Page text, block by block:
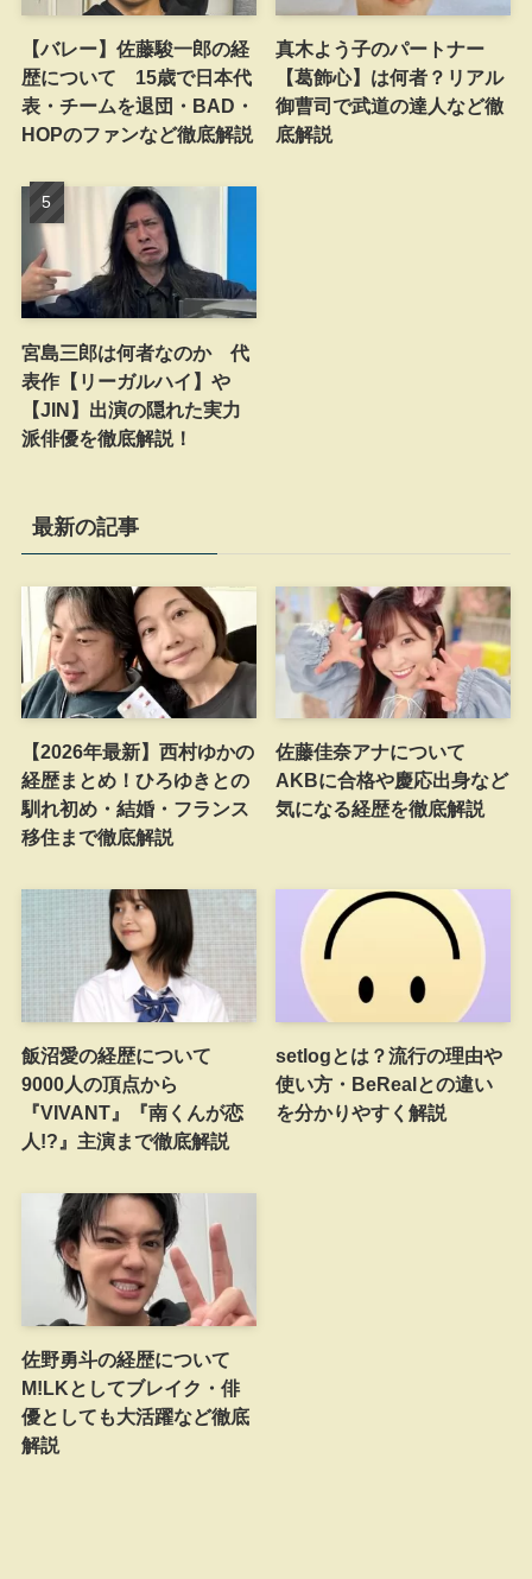
【バレー】佐藤駿一郎の経
歴について 15歳で日本代
表・チームを退団・BAD・
HOPのファンなど徹底解説
真木よう子のパートナー
【葛飾心】は何者？リアル
御曹司で武道の達人など徹
底解説
宮島三郎は何者なのか 代
表作【リーガルハイ】や
【JIN】出演の隠れた実力
派俳優を徹底解説！
最新の記事
【2026年最新】西村ゆかの
経歴まとめ！ひろゆきとの
馴れ初め・結婚・フランス
移住まで徹底解説
佐藤佳奈アナについて
AKBに合格や慶応出身など
気になる経歴を徹底解説
飯沼愛の経歴について
9000人の頂点から
『VIVANT』『南くんが恋
人!?』主演まで徹底解説
setlogとは？流行の理由や
使い方・BeRealとの違い
を分かりやすく解説
佐野勇斗の経歴について
M!LKとしてブレイク・俳
優としても大活躍など徹底
解説